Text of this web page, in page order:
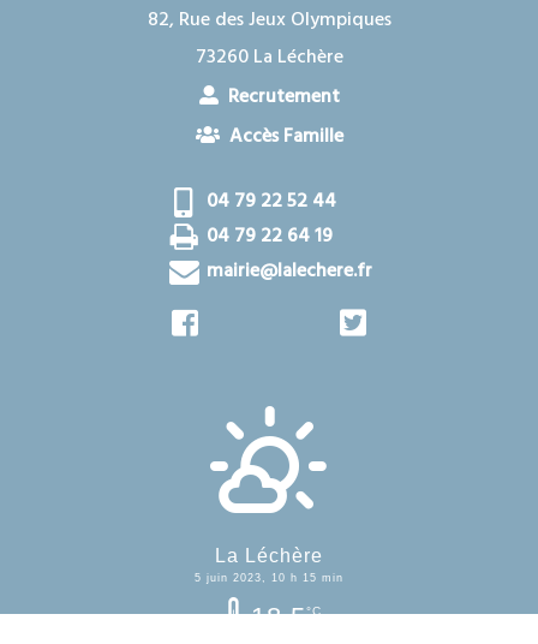
82, Rue des Jeux Olympiques
73260 La Léchère
Recrutement
Accès Famille
04 79 22 52 44
04 79 22 64 19
mairie@lalechere.fr
La Léchère
5 juin 2023, 10 h 15 min
18.5°C